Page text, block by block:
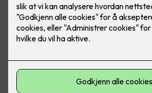
Solceller er en bærekraftig energikilde,
ypperlig for solcellepanel!
Bli din egen